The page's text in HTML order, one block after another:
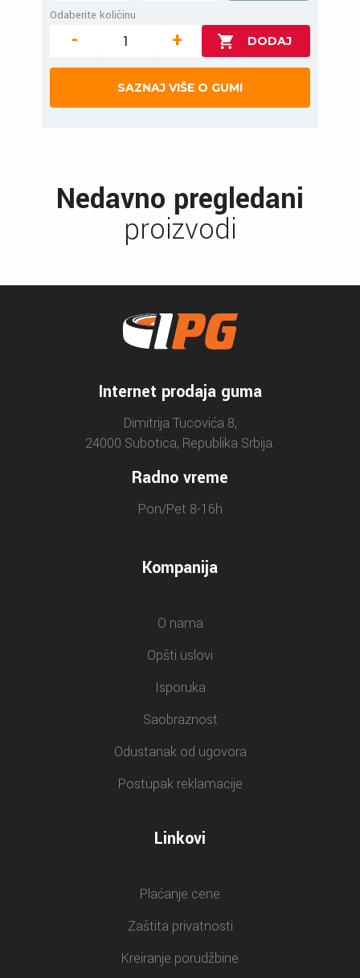
Odaberite količinu
- +
SAZNAJ VIŠE O GUMI
Nedavno pregledani
proizvodi
Internet prodaja guma
Dimitrija Tucovića 8,
24000 Subotica, Republika Srbija.
Radno vreme
Pon/Pet 8-16h
Kompanija
O nama
Opšti uslovi
Isporuka
Saobraznost
Odustanak od ugovora
Postupak reklamacije
Linkovi
Plaćanje cene
Zaštita privatnosti
Kreiranje porudžbine